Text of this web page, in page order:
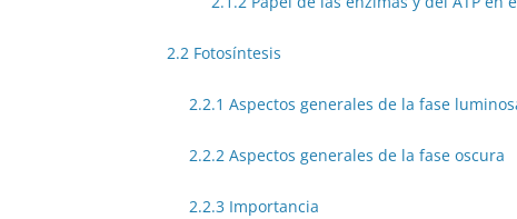
2.2 Fotosíntesis
2.2.1 Aspectos generales de la fase
2.2.2 Aspectos generales de la fase oscura
2.2.3 Importancia